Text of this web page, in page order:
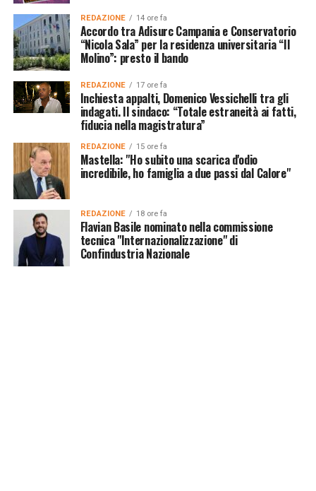
REDAZIONE 14 ore fa
Accordo tra Adisurc Campania e Conservatorio
“Nicola Sala” per la residenza universitaria “Il
Molino”: presto il bando
REDAZIONE 17 ore fa
Inchiesta appalti, Domenico Vessichelli tra gli
indagati. Il sindaco: “Totale estraneità ai fatti,
fiducia nella magistratura”
REDAZIONE 15 ore fa
Mastella: "Ho subito una scarica d'odio
incredibile, ho famiglia a due passi dal Calore"
REDAZIONE 18 ore fa
Flavian Basile nominato nella commissione
tecnica "Internazionalizzazione" di
Confindustria Nazionale